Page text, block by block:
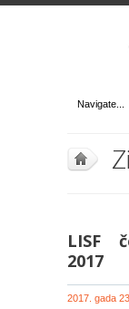
LISF
2017
2017. gada